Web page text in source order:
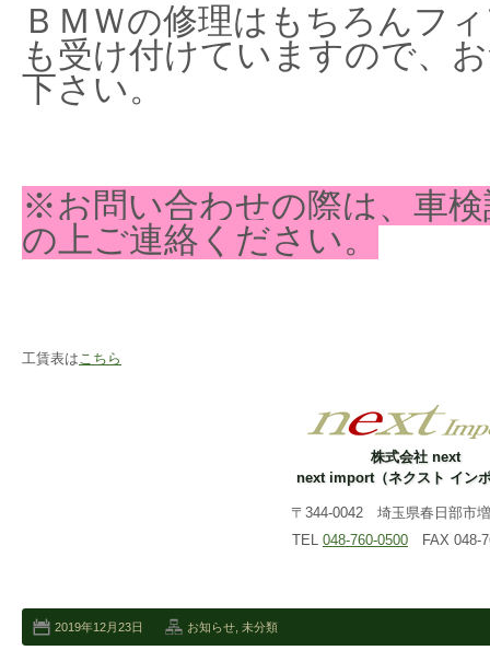
ＢＭＷの修理はもちろんフ
も受け付けていますので、
下さい。
※お問い合わせの際は、車
の上ご連絡ください。
工賃表は こちら
株式会社 next
next import（ネクスト イン
〒344-0042 埼玉県春日部市
TEL 048-760-0500 FAX 048-
2019年12月23日 お知らせ 未分類